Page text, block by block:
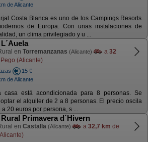
de Alicante
Costa Blanca es uno de los Campings Resorts
de Europa. Con unas instalaciones de
un clima privilegiado y u ...
en Torremanzanas (Alicante) a 32
(Alicante)
15 €
de Alicante
casa está acondicionada para 8 personas. Se
el alquiler de 2 a 8 personas. El precio oscila
a 20 euros por persona, s ...
Primavera d´Hivern
en Castalla (Alicante) a 32,7 km de